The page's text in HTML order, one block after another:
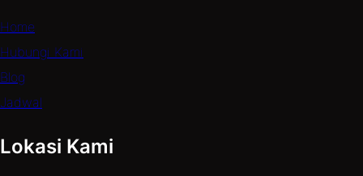
Home
Hubungi Kami
Blog
Jadwal
Lokasi Kami